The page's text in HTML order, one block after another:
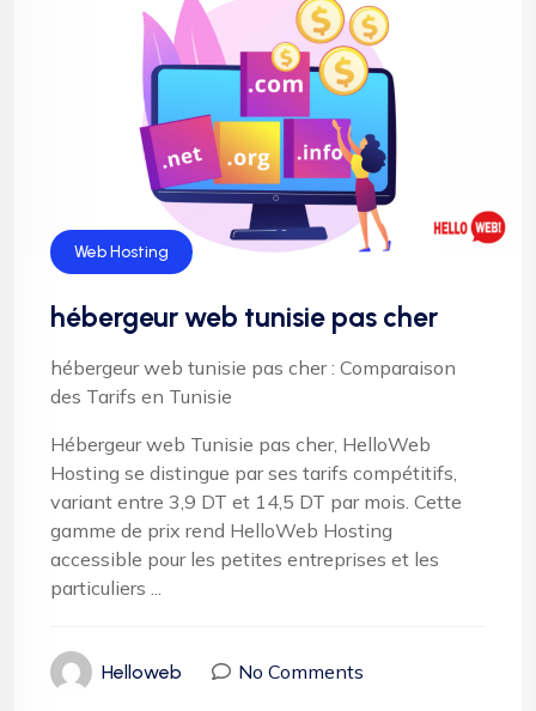
Web Hosting
hébergeur web tunisie pas cher
hébergeur web tunisie pas cher : Comparaison
des Tarifs en Tunisie
Hébergeur web Tunisie pas cher, HelloWeb
Hosting se distingue par ses tarifs compétitifs,
variant entre 3,9 DT et 14,5 DT par mois. Cette
gamme de prix rend HelloWeb Hosting
accessible pour les petites entreprises et les
particuliers ...
Helloweb No Comments